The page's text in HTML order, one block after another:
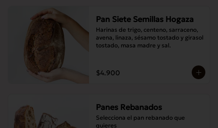
Pan Siete Semillas Hogaza
Harinas de trigo, centeno, sarraceno,
avena, linaza, sésamo tostado y girasol
tostado, masa madre y sal.
$4.900
Panes Rebanados
Selecciona el pan rebanado que
quieres